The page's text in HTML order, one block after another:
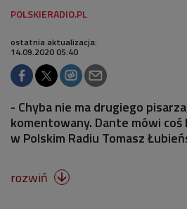
ostatnia aktualizacja:
14.09.2020 05:40
- Chyba nie ma drugiego
komentowany. Dante mówi coś
w Polskim Radiu Tomasz
rozwiń 